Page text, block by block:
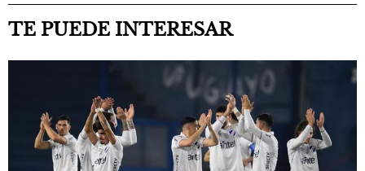
TE PUEDE INTERESAR